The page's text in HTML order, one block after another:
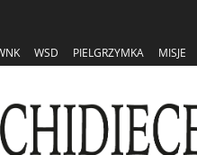
WSD PIELGRZYMKA MISJE